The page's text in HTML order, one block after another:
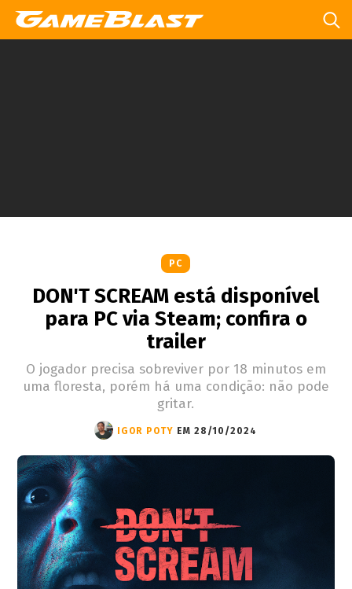
PC
DON'T SCREAM está disponível
para PC via Steam; confira o
trailer
O jogador precisa sobreviver por 18 minutos em
uma floresta, porém há uma condição: não pode
gritar.
IGOR POTY EM 28/10/2024